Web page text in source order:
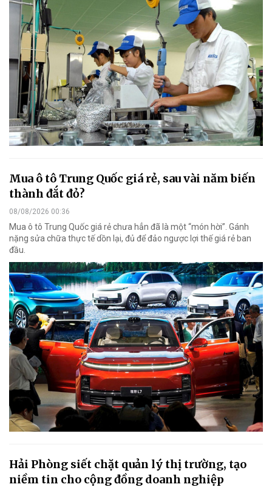
Mua ô tô Trung Quốc giá rẻ, sau vài năm biến
thành đắt đỏ?
08/08/2026 00:36
Mua ô tô Trung Quốc giá rẻ chưa hẳn đã là một “món hời”. Gánh
nặng sửa chữa thực tế dồn lại, đủ để đảo ngược lợi thế giá rẻ ban
đầu.
Hải Phòng siết chặt quản lý thị trường, tạo
niềm tin cho cộng đồng doanh nghiệp